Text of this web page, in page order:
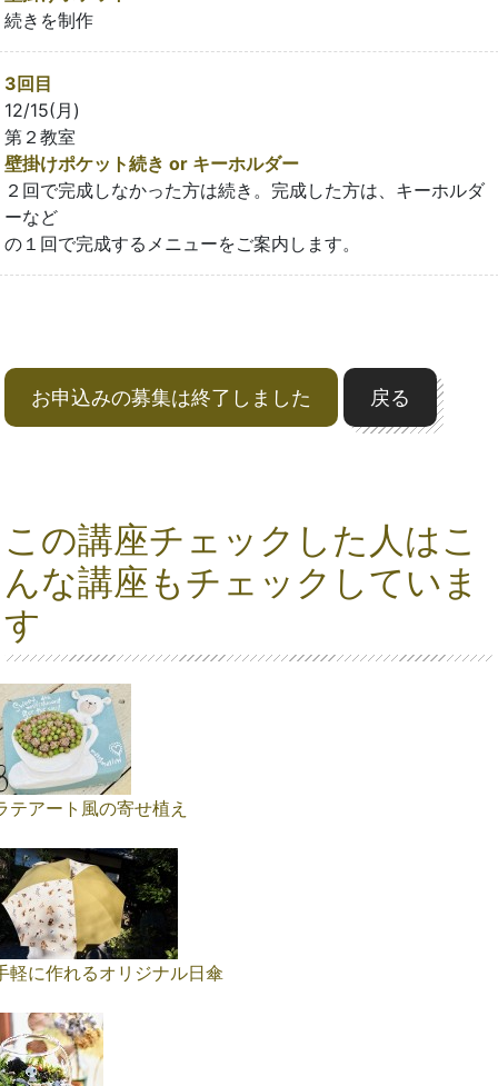
続きを制作
3回目
12/15(月)
第２教室
壁掛けポケット続き or キーホルダー
２回で完成しなかった方は続き。完成した方は、キーホルダ
ーなど
の１回で完成するメニューをご案内します。
お申込みの募集は終了しました 戻る
この講座チェックした人はこ
んな講座もチェックしていま
す
テアート風の寄せ植え
軽に作れるオリジナル日傘